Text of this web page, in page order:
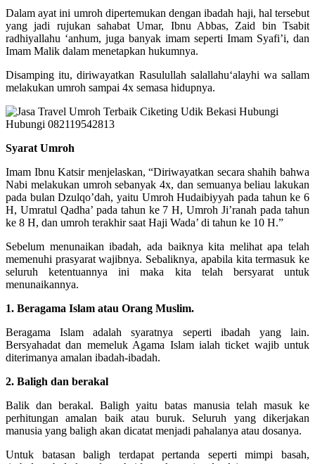
Dalam ayat ini umroh dipertemukan dengan ibadah haji, hal tersebut
yang jadi rujukan sahabat Umar, Ibnu Abbas, Zaid bin Tsabit
radhiyallahu ‘anhum, juga banyak imam seperti Imam Syafi’i, dan
Imam Malik dalam menetapkan hukumnya.
Disamping itu, diriwayatkan Rasulullah salallahu‘alayhi wa sallam
melakukan umroh sampai 4x semasa hidupnya.
Syarat Umroh
Imam Ibnu Katsir menjelaskan, “Diriwayatkan secara shahih bahwa
Nabi melakukan umroh sebanyak 4x, dan semuanya beliau lakukan
pada bulan Dzulqo’dah, yaitu Umroh Hudaibiyyah pada tahun ke 6
H, Umratul Qadha’ pada tahun ke 7 H, Umroh Ji’ranah pada tahun
ke 8 H, dan umroh terakhir saat Haji Wada’ di tahun ke 10 H.”
Sebelum menunaikan ibadah, ada baiknya kita melihat apa telah
memenuhi prasyarat wajibnya. Sebaliknya, apabila kita termasuk ke
seluruh ketentuannya ini maka kita telah bersyarat untuk
menunaikannya.
1. Beragama Islam atau Orang Muslim.
Beragama Islam adalah syaratnya seperti ibadah yang lain.
Bersyahadat dan memeluk Agama Islam ialah ticket wajib untuk
diterimanya amalan ibadah-ibadah.
2. Baligh dan berakal
Balik dan berakal. Baligh yaitu batas manusia telah masuk ke
perhitungan amalan baik atau buruk. Seluruh yang dikerjakan
manusia yang baligh akan dicatat menjadi pahalanya atau dosanya.
Untuk batasan baligh terdapat pertanda seperti mimpi basah,